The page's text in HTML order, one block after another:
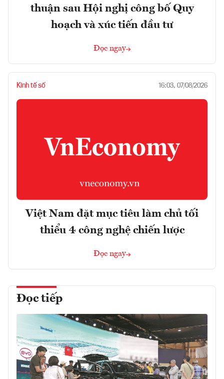
thuận sau Hội nghị công bố Quy
hoạch và xúc tiến đầu tư
Đọc ngay
Kinh tế số 16:03, 07/08/2026
Việt Nam đặt mục tiêu làm chủ tối
thiểu 4 công nghệ chiến lược
Đọc ngay
Đọc tiếp